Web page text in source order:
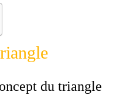
du triangle